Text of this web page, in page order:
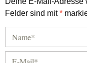
Felder sind mit*